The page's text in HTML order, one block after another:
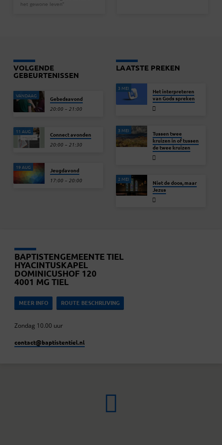
het gewone leven”
VOLGENDE
GEBEURTENISSEN
VANDAAG Gebedsavond
20:00 – 21:00
11 AUG Connect avonden
20:00 – 21:30
19 AUG Jeugdavond
17:00 – 20:00
LAATSTE PREKEN
3 MEI
Het interpreteren
van Gods spreken
3 MEI
Tussen twee
kruizen in of tussen
de twee kruizen
2 MEI
Niet de doos, maar
Jezus
BAPTISTENGEMEENTE TIEL
HYACINTUSKAPEL
DOMINICUSHOF 120
4001 MG TIEL
MEER INFO ROUTE BESCHRIJVING
Zondag 10.00 uur
contact​@baptistentiel.nl